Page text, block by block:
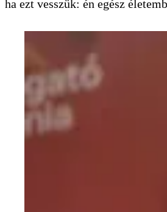
ha ezt vesszük: én egész